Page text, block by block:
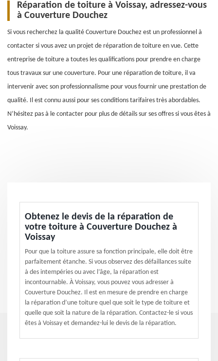
Réparation de toiture à Voissay, adressez-vous
à Couverture Douchez
Si vous recherchez la qualité Couverture Douchez est un professionnel à
contacter si vous avez un projet de réparation de toiture en vue. Cette
entreprise de toiture a toutes les qualifications pour prendre en charge
tous travaux sur une couverture. Pour une réparation de toiture, il va
intervenir avec son professionnalisme pour vous fournir une prestation de
qualité. Il est connu aussi pour ses conditions tarifaires très abordables.
N’hésitez pas à le contacter pour plus de détails sur ses offres si vous êtes à
Voissay.
Obtenez le devis de la réparation de
votre toiture à Couverture Douchez à
Voissay
Pour que la toiture assure sa fonction principale, elle doit être
parfaitement étanche. Si vous observez des défaillances suite
à des intempéries ou avec l’âge, la réparation est
incontournable. À Voissay, vous pouvez vous adresser à
Couverture Douchez. Il est en mesure de prendre en charge
la réparation d’une toiture quel que soit le type de toiture et
quelle que soit la nature de la réparation. Contactez-le si vous
êtes à Voissay et demandez-lui le devis de la réparation.